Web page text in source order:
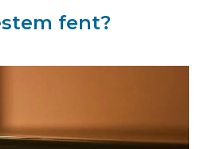
fent?